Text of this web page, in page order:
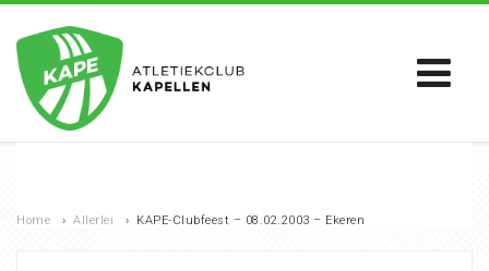
Home › Allerlei › KAPE-Clubfeest – 08.02.2003 – Ekeren